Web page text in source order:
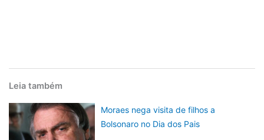
Leia também
Moraes nega visita de filhos a
Bolsonaro no Dia dos Pais